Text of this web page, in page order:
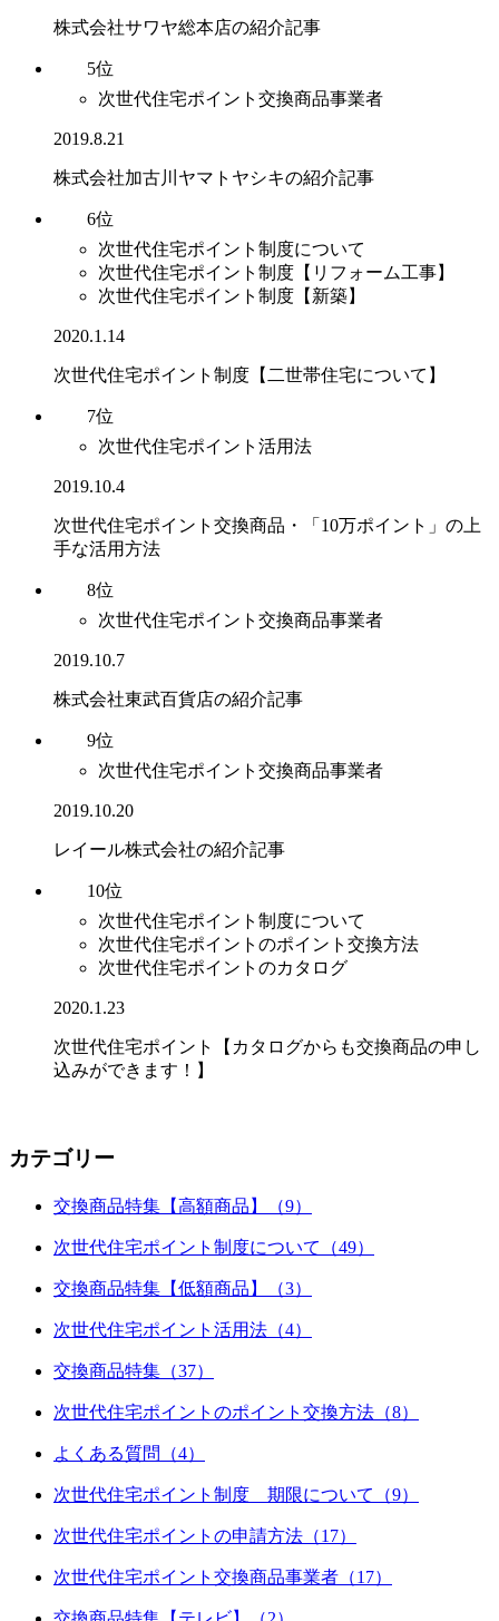
株式会社サワヤ総本店の紹介記事
5位
次世代住宅ポイント交換商品事業者
2019.8.21
株式会社加古川ヤマトヤシキの紹介記事
6位
次世代住宅ポイント制度について
次世代住宅ポイント制度【リフォーム工事】
次世代住宅ポイント制度【新築】
2020.1.14
次世代住宅ポイント制度【二世帯住宅について】
7位
次世代住宅ポイント活用法
2019.10.4
次世代住宅ポイント交換商品・「10万ポイント」の上
手な活用方法
8位
次世代住宅ポイント交換商品事業者
2019.10.7
株式会社東武百貨店の紹介記事
9位
次世代住宅ポイント交換商品事業者
2019.10.20
レイール株式会社の紹介記事
10位
次世代住宅ポイント制度について
次世代住宅ポイントのポイント交換方法
次世代住宅ポイントのカタログ
2020.1.23
次世代住宅ポイント【カタログからも交換商品の申し
込みができます！】
カテゴリー
交換商品特集【高額商品】（9）
次世代住宅ポイント制度について（49）
交換商品特集【低額商品】（3）
次世代住宅ポイント活用法（4）
交換商品特集（37）
次世代住宅ポイントのポイント交換方法（8）
よくある質問（4）
次世代住宅ポイント制度 期限について（9）
次世代住宅ポイントの申請方法（17）
次世代住宅ポイント交換商品事業者（17）